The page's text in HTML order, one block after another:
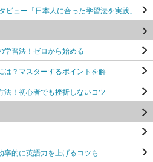
ュー「日本人に合った学習法を実践」
学習法！ゼロから始める
は？マスターするポイントを解
！初心者でも挫折しないコツ
的に英語力を上げるコツも